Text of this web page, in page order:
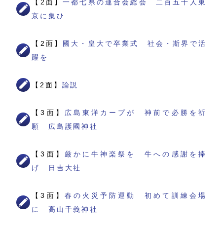
【2面】一都七県の連合会総会 二百五十人東
京に集ひ
【2面】
國大・皇大で卒業式 社会・斯界で活
躍を
【2面】 論説
【3面】 広島東洋カープが 神前で必勝を祈
願 広島護國神社
【3面】 厳かに牛神楽祭を 牛への感謝を捧
げ 日吉大社
【3面】 春の火災予防運動 初めて訓練会場
に 高山千義神社